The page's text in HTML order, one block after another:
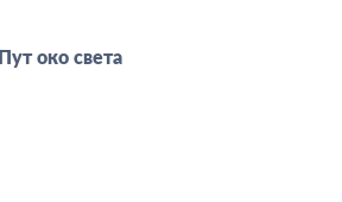
Пут око света